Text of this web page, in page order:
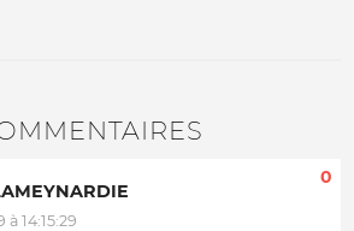
à 14:15:29
0